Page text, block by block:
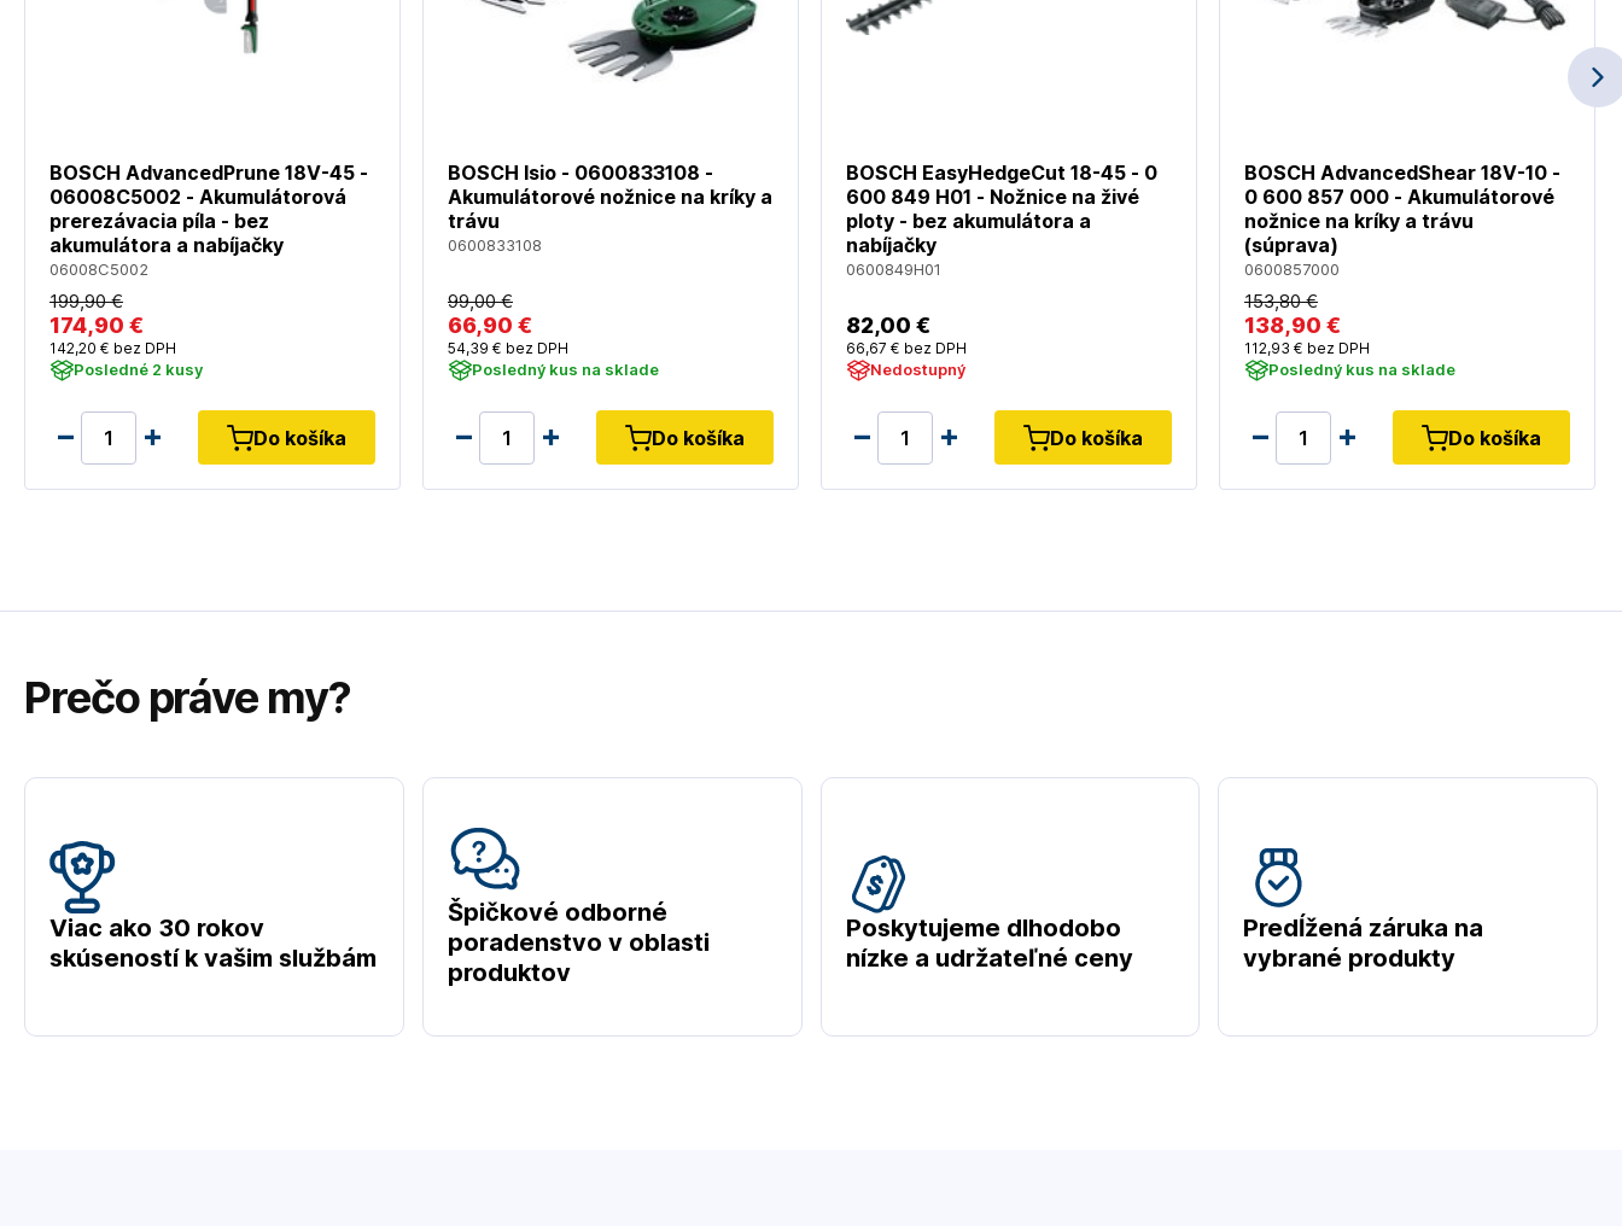
BOSCH AdvancedPrune 18V-45 -
06008C5002 - Akumulátorová
prerezávacia píla - bez
akumulátora a nabíjačky
06008C5002
199,90 €
174,90 €
142,20 € bez DPH
Posledné 2 kusy
Do košíka
BOSCH Isio - 0600833108 -
Akumulátorové nožnice na kríky a
trávu
0600833108
99,00 €
66,90 €
54,39 € bez DPH
Posledný kus na sklade
Do košíka
BOSCH EasyHedgeCut 18-45 - 0
600 849 H01 - Nožnice na živé
ploty - bez akumulátora a
nabíjačky
0600849H01
82,00 €
66,67 € bez DPH
Nedostupný
Do košíka
BOSCH AdvancedShear 18V-10 -
0 600 857 000 - Akumulátorové
nožnice na kríky a trávu
(súprava)
0600857000
153,80 €
138,90 €
112,93 € bez DPH
Posledný kus na sklade
Do košíka
Prečo práve my?
Viac ako 30 rokov
skúseností k vašim službám
Špičkové odborné
poradenstvo v oblasti
produktov
Poskytujeme dlhodobo
nízke a udržateľné ceny
Predĺžená záruka na
vybrané produkty